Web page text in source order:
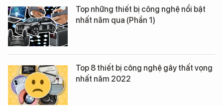
Top những thiết bị công nghệ nổi bật
nhất năm qua (Phần 1)
Top 8 thiết bị công nghệ gây thất vọng
nhất năm 2022